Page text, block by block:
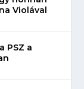
Violával
PSZ a